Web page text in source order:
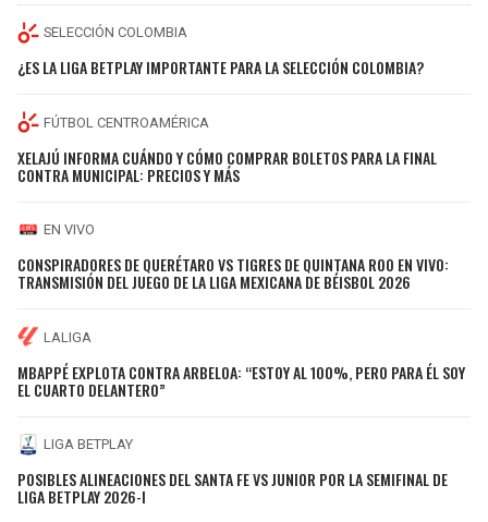
SELECCIÓN COLOMBIA
¿ES LA LIGA BETPLAY IMPORTANTE PARA LA SELECCIÓN COLOMBIA?
FÚTBOL CENTROAMÉRICA
XELAJÚ INFORMA CUÁNDO Y CÓMO COMPRAR BOLETOS PARA LA FINAL
CONTRA MUNICIPAL: PRECIOS Y MÁS
EN VIVO
CONSPIRADORES DE QUERÉTARO VS TIGRES DE QUINTANA ROO EN VIVO:
TRANSMISIÓN DEL JUEGO DE LA LIGA MEXICANA DE BÉISBOL 2026
LALIGA
MBAPPÉ EXPLOTA CONTRA ARBELOA: “ESTOY AL 100%, PERO PARA ÉL SOY
EL CUARTO DELANTERO”
LIGA BETPLAY
POSIBLES ALINEACIONES DEL SANTA FE VS JUNIOR POR LA SEMIFINAL DE
LIGA BETPLAY 2026-I